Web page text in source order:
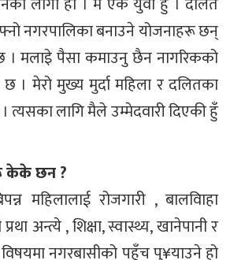
नगरपालिका बनाउने योजनाहरू छन्
। मलाइे पैसा कमाउनु छैन नागरिकको
। मेरो मुख्य मुर्दा महिला र दलितका
त्यसका लागि मैले उम्मेदवारी दिएकी हुँ
केके छन ?
महिलालाई रोजगारी , बालविाहा
अन्त्ये , शिक्षा, स्वास्थ्य, खानेपानी र
नगरबासीको पहुँच पु¥याउने हो